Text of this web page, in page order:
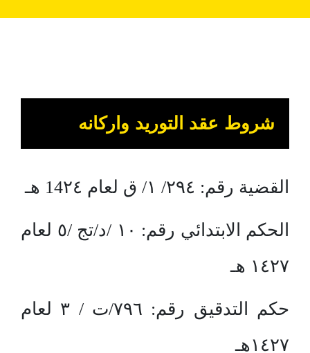
شروط عقد التوريد واركانه
القضية رقم: ٢٩٤/ ١/ ق لعام 14٢٤ هـ
الحكم الابتدائي رقم: ١٠ /د/تج /٥ لعام
١٤٢٧ هـ
حكم التدقيق رقم: ٧٩٦/ت / ٣ لعام
١٤٢٧هـ